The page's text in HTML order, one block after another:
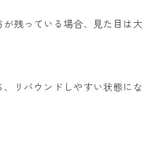
残っている場合、見た目は大
リバウンドしやすい状態にな